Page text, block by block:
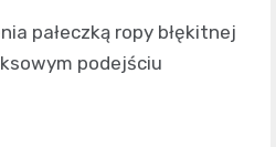
pałeczką ropy błękitnej
podejściu